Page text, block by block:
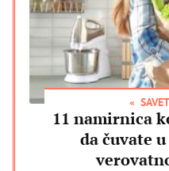
11 namirnica
da čuvate